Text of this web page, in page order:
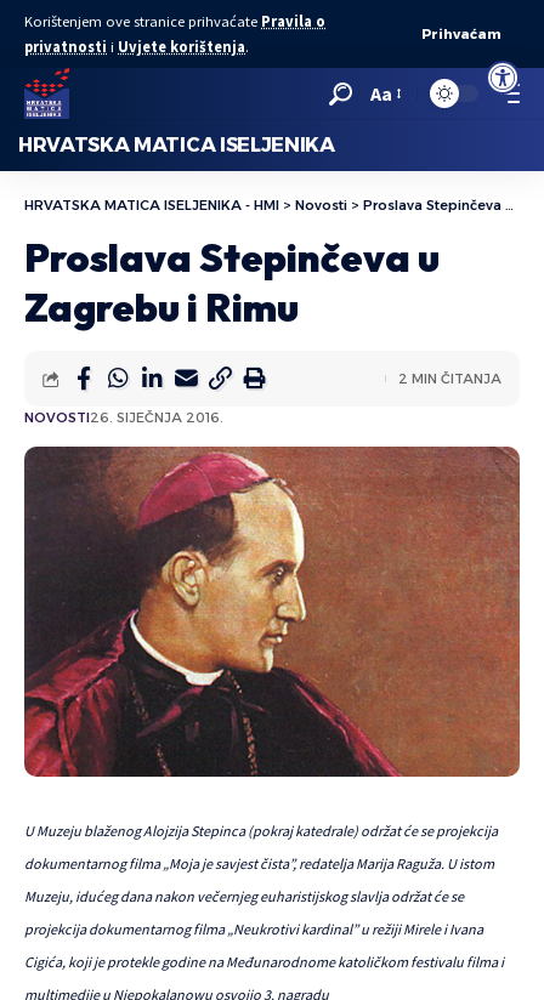
Open
Korištenjem ove stranice prihvaćate Pravila o
privatnosti i Uvjete korištenja.
Prihvaćam
Aa
HRVATSKA MATICA ISELJENIKA
HRVATSKA MATICA ISELJENIKA - HMI > Novosti > Proslava Stepinčeva u Zagrebu i Rimu
Proslava Stepinčeva u
Zagrebu i Rimu
NOVOSTI26. SIJEČNJA 2016.
2 MIN ČITANJA
U Muzeju blaženog Alojzija Stepinca (pokraj katedrale) održat će se projekcija
dokumentarnog filma „Moja je savjest čista”, redatelja Marija Raguža. U istom
Muzeju, idućeg dana nakon večernjeg euharistijskog slavlja održat će se
projekcija dokumentarnog filma „Neukrotivi kardinal” u režiji Mirele i Ivana
Cigića, koji je protekle godine na Međunarodnome katoličkom festivalu filma i
multimedije u Niepokalanowu osvojio 3. nagradu